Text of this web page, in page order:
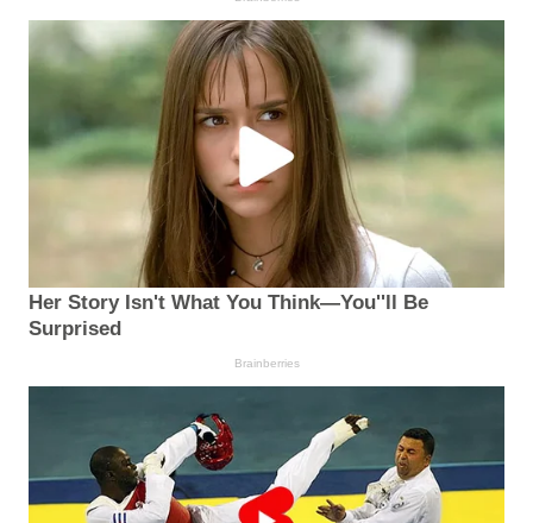
Her Story Isn't What You Think—You''ll Be
Surprised
Brainberries